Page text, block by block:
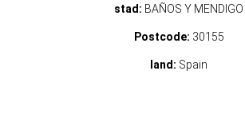
stad: BAÑOS Y MENDIGO
Postcode: 30155
land: Spain